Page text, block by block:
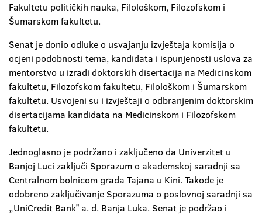
Fakultetu političkih nauka, Filološkom, Filozofskom i
Šumarskom fakultetu.
Senat je donio odluke o usvajanju izvještaja komisija o
ocjeni podobnosti tema, kandidata i ispunjenosti uslova za
mentorstvo u izradi doktorskih disertacija na Medicinskom
fakultetu, Filozofskom fakultetu, Filološkom i Šumarskom
fakultetu. Usvojeni su i izvještaji o odbranjenim doktorskim
disertacijama kandidata na Medicinskom i Filozofskom
fakultetu.
Jednoglasno je podržano i zaključeno da Univerzitet u
Banjoj Luci zaključi Sporazum o akademskoj saradnji sa
Centralnom bolnicom grada Tajana u Kini. Takođe je
odobreno zaključivanje Sporazuma o poslovnoj saradnji sa
„UniCredit Bankˮ a. d. Banja Luka. Senat je podržao i